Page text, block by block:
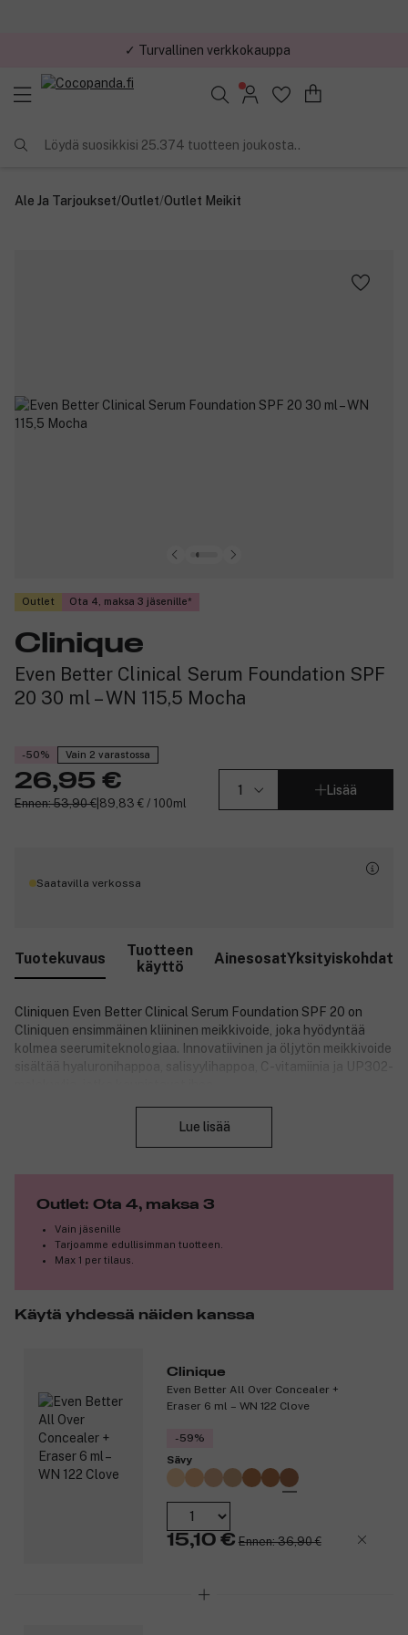
Löydä suosikkisi 25.374 tuotteen joukosta..
Ale Ja Tarjoukset/Outlet/Outlet Meikit
Outlet Ota 4, maksa 3 jäsenille
Clinique
Even Better Clinical Serum Foundation SPF
20 30 ml – WN 115,5 Mocha
-50% Vain 2 varastossa
26,95 €
Ennen: 53,90 € 89,83 € / 100ml
Lisää
Saatavilla verkossa
Tuotekuvaus
Tuotteen
käyttö
AinesosatYksityiskohdat
Cliniquen Even Better Clinical Serum Foundation SPF 20 on
Cliniquen ensimmäinen kliininen meikkivoide, joka hyödyntää
kolmea seerumiteknologiaa. Innovatiivinen ja öljytön meikkivoide
sisältää hyaluronihappoa, salisyylihappoa, C-vitamiinia ja UP302-
peittävän lopputuloksen 24 tunniksi ja tekee ihosta näkyvästi
kauniimman – välittömästi ja pitkän ajan kuluessa. Se sisältää
vaikuttavat tummia läiskiä vastaan. Se sisältää
aurinkosuojakertoimen 20. Sen fysikaalinen aurinkosuoja suojaa
ihoa uusilta tummilta läiskiltä.
Tietoa koostumuksesta:
Se antaa 24 tunnin suojan paakkuuntumista, raitoja sekä
juonteisiin ja ihohuokosiin kerääntymistä vastaan.
Se antaa fysikaalisen aurinkosuojan.
Se on öljytön.
Se on hien- ja kosteudenkestävä.
Se on vedenkestävä.
Se ei aiheuta aknea.
Se on ihotauti- ja silmälääkäreiden testaama.
Lisäksi se on allergiatestattu.
Hyaluronihappo: täyttää ihon kosteudella ja antaa sille
Lue lisää
Outlet: Ota 4, maksa 3
Vain jäsenille
Tarjoamme edullisimman tuotteen.
Max 1 per tilaus.
Käytä yhdessä näiden kanssa
Clinique
Even Better All Over Concealer +
Eraser 6 ml – WN 122 Clove
-59%
Sävy
15,10 € Ennen: 36,90 €